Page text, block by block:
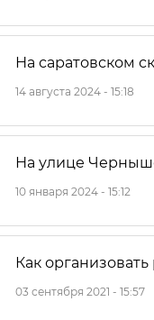
На саратовском
14 августа 2024 - 15:18
На улице
10 января 2024 - 15:12
Как
03 сентября 2021 - 15:57